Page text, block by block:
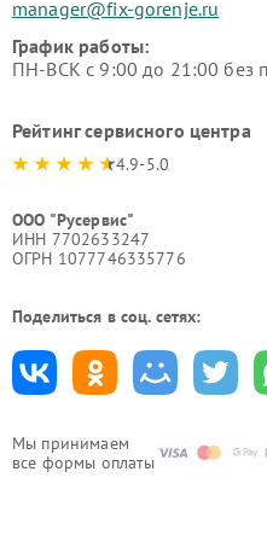
Мы принимаем
все формы оплаты
manager@fix-gorenje.ru
График работы:
ПН-ВСК с 9:00 до 21:00 без
Рейтинг сервисного центра
4.9-5.0
ООО "Русервис"
ИНН 7702633247
ОГРН 1077746335776
Поделиться в соц. сетях: